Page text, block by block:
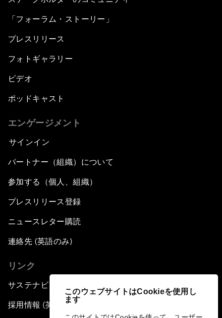
このウェブサイトはCookieを使用し
ます
「フォーラム・ストーリー」
プレスリリース
フォトギャラリー
ビデオ
ポッドキャスト
エンゲージメント
サインイン
パートナー（組織）について
参加する（個人、組織）
プレスリリース登録
ニュースレター購読
連絡先 (英語のみ)
リンク
サステナビリティへの取り組み
採用情報 (英語のみ)